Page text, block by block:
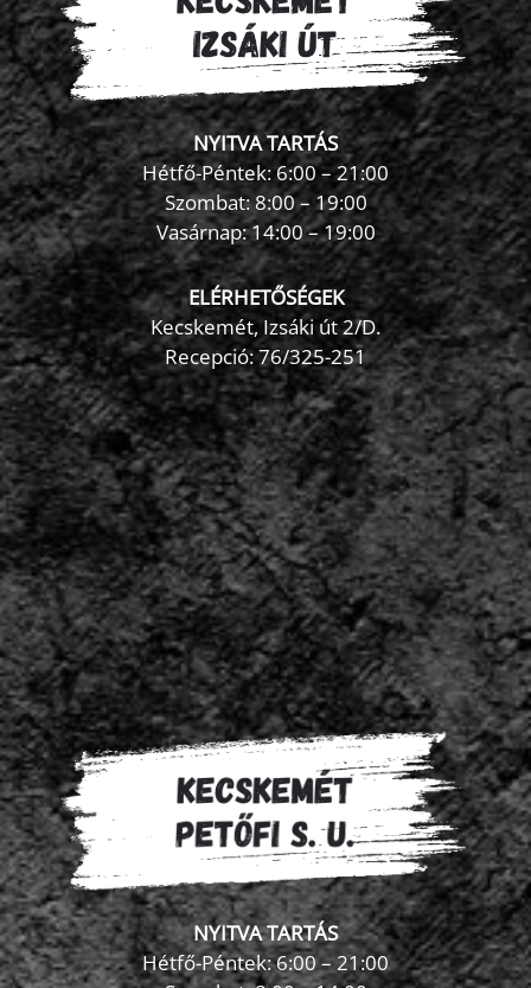
NYITVA TARTÁS
Hétfő-Péntek: 6:00 – 21:00
Szombat: 8:00 – 19:00
Vasárnap: 14:00 – 19:00
ELÉRHETŐSÉGEK
Kecskemét, Izsáki út 2/D.
Recepció:76/325-251
NYITVA TARTÁS
Hétfő-Péntek: 6:00 – 21:00